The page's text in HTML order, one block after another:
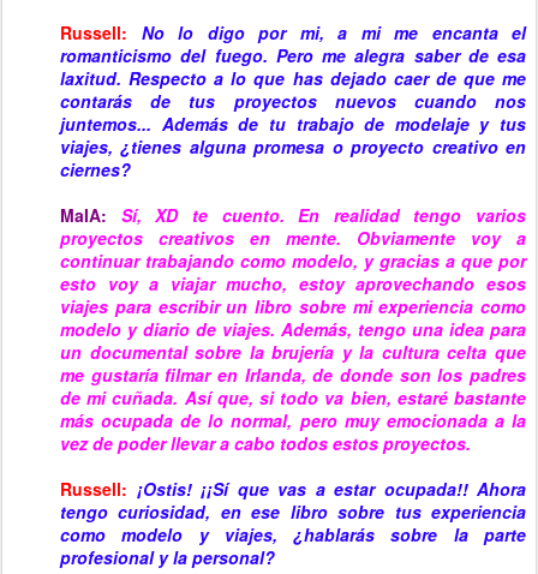
Russell: No lo digo por mi, a mi me encanta el
romanticismo del fuego. Pero me alegra saber de esa
laxitud. Respecto a lo que has dejado caer de que me
contarás de tus proyectos nuevos cuando nos
juntemos... Además de tu trabajo de modelaje y tus
viajes, ¿tienes alguna promesa o proyecto creativo en
ciernes?
MaIA:
Sí, XD te cuento. En realidad tengo varios
proyectos creativos en mente. Obviamente voy a
continuar trabajando como modelo, y gracias a que por
esto voy a viajar mucho, estoy aprovechando esos
viajes para escribir un libro sobre mi experiencia como
modelo y diario de viajes. Además, tengo una idea para
un documental sobre la brujería y la cultura celta que
me gustaría filmar en Irlanda, de donde son los padres
de mi cuñada. Así que, si todo va bien, estaré bastante
más ocupada de lo normal, pero muy emocionada a la
vez de poder llevar a cabo todos estos proyectos.
Russell: ¡Ostis!¡¡Sí quevas a estar ocupada!! Ahora
tengo curiosidad, en ese libro sobre tus experiencia
como modelo y viajes, ¿hablarás sobre la parte
profesional y la personal?